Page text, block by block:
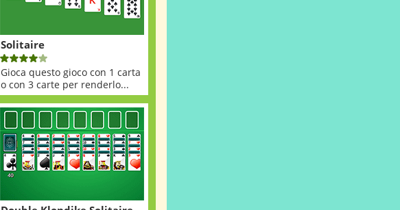
Solitaire
Gioca questo gioco con 1 carta
o con 3 carte per renderlo...